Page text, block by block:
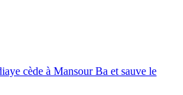
cède à Mansour Ba et sauve le